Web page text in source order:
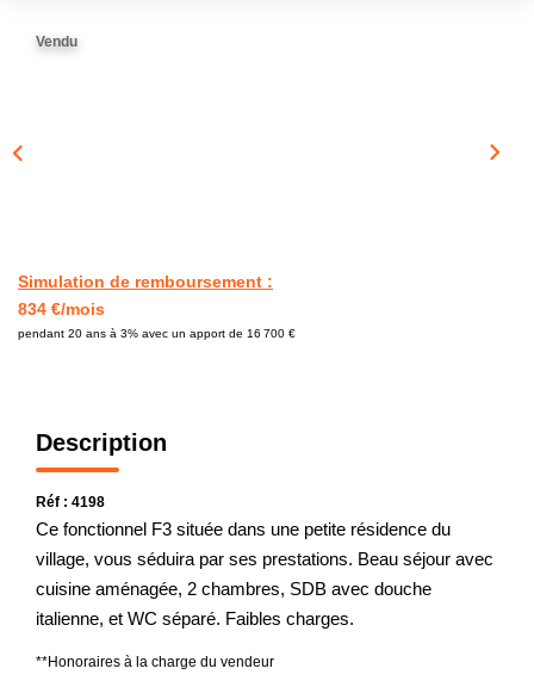
Vendu
Simulation de remboursement :
834 €/mois
pendant 20 ans à 3% avec un apport de 16 700 €
Description
Réf : 4198
Ce fonctionnel F3 située dans une petite résidence du
village, vous séduira par ses prestations. Beau séjour avec
cuisine aménagée, 2 chambres, SDB avec douche
italienne, et WC séparé. Faibles charges.
**Honoraires à la charge du vendeur